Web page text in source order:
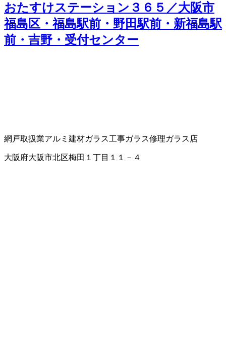
おたすけステーション３６５／大阪市
福島区・福島駅前・野田駅前・新福島駅
前・吉野・受付センター
網戸取扱業アルミ建材ガラス工事ガラス修理ガラス店
大阪府大阪市北区梅田１丁目１１－４